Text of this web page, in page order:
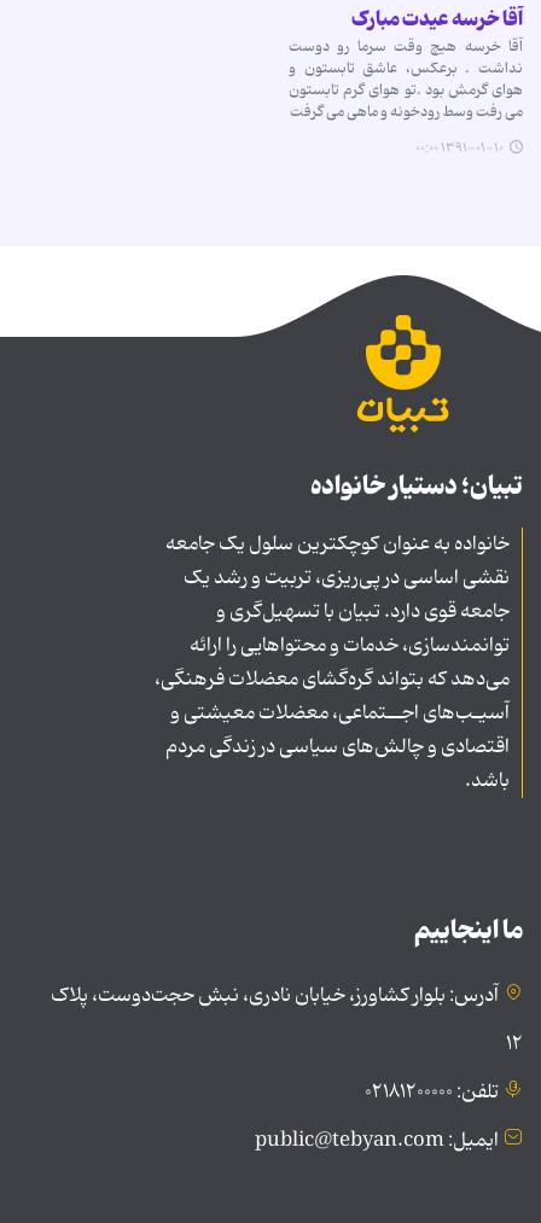
آقا خرسه عیدت مبارک
آقا خرسه هیچ وقت سرما رو دوست
نداشت . برعکس، عاشق تابستون و
هوای گرمش بود .تو هوای گرم تابستون
می رفت وسط رودخونه و ماهی می گرفت
۱۳۹۱-۰۱-۱۰ ۰۰:۰۰
تبیان؛ دستیار خانواده
خانواده به عنوان کوچکترین سلول یک جامعه
نقشی اساسی در پی‌ریزی، تربیت و رشد یک
جامعه قوی دارد. تبیان با تسهیل‌گری و
توانمندسازی، خدمات و محتواهایی را ارائه
می‌دهد که بتواند گره‌گشای معضلات فرهنگی،
آسیـب‌های اجــتماعی، معضلات معیشتی و
اقتصادی و چالش‌های سیاسی در زندگی مردم
باشد.
ما اینجاییم
آدرس: بلوار کشاورز، خیابان نادری، نبش حجت‌دوست، پلاک
۱۲
تلفن: ۰۲۱۸۱۲۰۰۰۰۰
ایمیل: public@tebyan.com